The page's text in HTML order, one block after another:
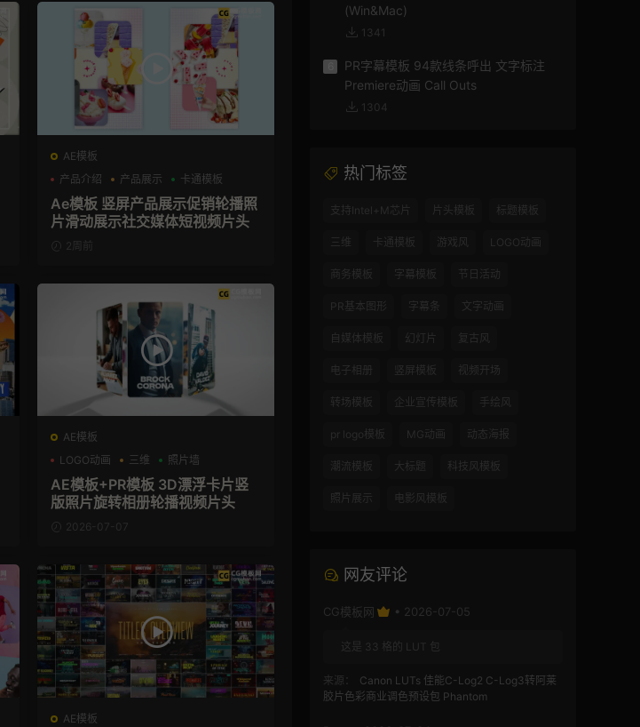
AE模板
产品介绍
产品展示 卡通模板
Ae模板 竖屏产品展示促销轮播照
片滑动展示社交媒体短视频片头
2周前
AE模板
LOGO动画
三维 照片墙
AE模板+PR模板 3D漂浮卡片竖
版照片旋转相册轮播视频片头
2026-07-07
AE模板
(Win&Mac)
1341
PR字幕模板 94款线条呼出 文字标注
Premiere动画 Call Outs
1304
热门标签
支持Intel+M芯片 片头模板 标题模板
三维 卡通模板 游戏风 LOGO动画
商务模板 字幕模板 节日活动
PR基本图形 字幕条 文字动画
自媒体模板 幻灯片 复古风
电子相册 竖屏模板 视频开场
转场模板 企业宣传模板 手绘风
pr logo模板 MG动画 动态海报
潮流模板 大标题 科技风模板
照片展示 电影风模板
网友评论
CG模板网 • 2026-07-05
这是 33 格的 LUT 包
来源：
Canon LUTs 佳能C-Log2 C-Log3转阿莱
胶片色彩商业调色预设包 Phantom